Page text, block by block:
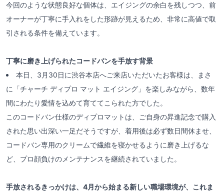
今回のような状態良好な個体は、エイジングの余白を残しつつ、前
オーナーが丁寧に手入れをした形跡が見えるため、非常に高値で取
引される条件を備えています。
丁寧に磨き上げられたコードバンを手放す背景
本日、3月30日に渋谷本店へご来店いただいたお客様は、まさ
に「チャーチ ディプロ マット エイジング」を楽しみながら、数年
間にわたり愛情を込めて育ててこられた方でした。
このコードバン仕様のディプロマットは、ご自身の昇進記念で購入
された思い出深い一足だそうですが、着用後は必ず数日間休ませ、
コードバン専用のクリームで繊維を寝かせるように磨き上げるな
ど、プロ顔負けのメンテナンスを継続されていました。
手放されるきっかけは、4月から始まる新しい職場環境が、これま